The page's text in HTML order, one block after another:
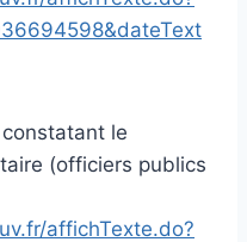
le
(officiers publics
affichTexte.do?